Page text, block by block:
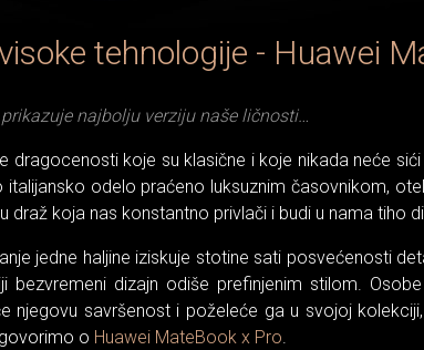
tehnologije - Huawei
najbolju verziju naše ličnosti…
dragocenosti koje su klasične i koje nikada neće
odelo praćeno luksuznim časovnikom,
koja nas konstantno privlači i budi u nama tiho
jedne haljine iziskuje stotine sati posvećenosti
bezvremeni dizajn odiše prefinjenim stilom.
njegovu savršenost i poželeće ga u svojoj
o Huawei MateBook x Pro.